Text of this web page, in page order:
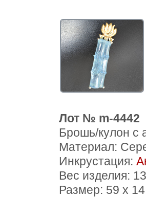
Лот № m-4442
Брошь/кулон с
Материал:
Инкрустация:
Вес изделия:
Размер: 59 х